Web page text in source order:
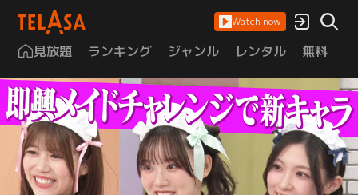
Watch now
見放題 ランキング ジャンル レンタル 無料